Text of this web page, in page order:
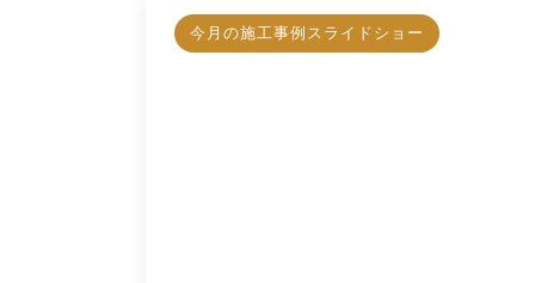
今月の施工事例スライドショー